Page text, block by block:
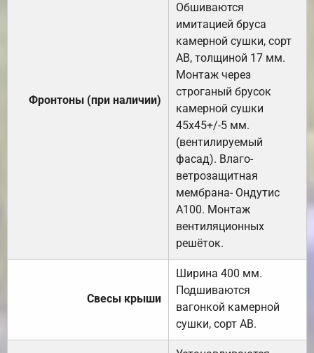
Фронтоны (при наличии)
Обшиваются
имитацией бруса
камерной сушки, сорт
АВ, толщиной 17 мм.
Монтаж через
строганый брусок
камерной сушки
45х45+/-5 мм.
(вентилируемый
фасад). Влаго-
ветрозащитная
мембрана- Ондутис
А100. Монтаж
вентиляционных
решёток.
Свесы крыши
Ширина 400 мм.
Подшиваются
вагонкой камерной
сушки, сорт АВ.